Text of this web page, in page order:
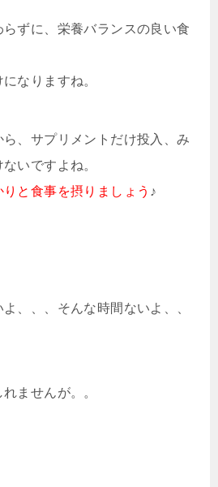
ずに、栄養バランスの良い食
なりますね。
、サプリメントだけ投入、み
いですよね。
と食事を摂りましょう ♪
よ、、、そんな時間ないよ、、
ませんが。。